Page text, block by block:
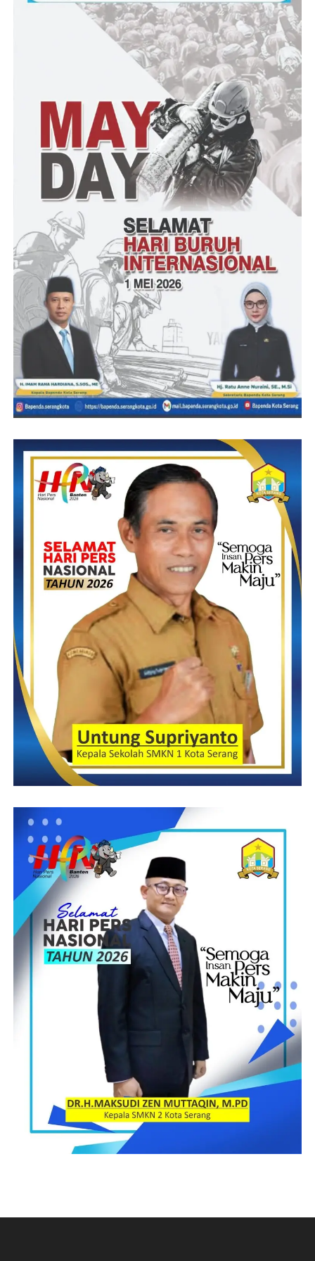
Presiden pun menyerahkan keputusan tersebut diambil oleh
pihak terkait dalam waktu dekat.
“Ini segera diputuskan sehari, dua hari ini, oleh Pertamina dan
Gubernur DKI sehingga solusinya menjadi jelas,” ungkap
Presiden.
Penegasan Presiden Joko Widodo tersebut, tidak hanya TBBM
Pertamina Plumpang, Jakarta Utara.
Presiden juga menegaskan, bahwa seluruh zona berbahaya yang
ada di Indonesia juga harus dilakukan evaluasi dan audit.
Hal tersebut penting dilakukan karena berkaitan dengan
keselamatan masyarakat.
“Harus dievaluasi semuanya karena menyangkut nyawa. Jadi
sudah saya perintahkan semuanya mengenai itu,” imbuh
Sebelumnya, lanjut Presiden, sudah ada rencana terkait adanya
jarak (buffer zone) antara permukiman warga dengan TBBM
Pertamina Plumpang, Jakarta Utara, selebar 50 meter.
Namun, rencana tersebut belum terwujud karena belum
memberikan solusi bagi para penduduk sekitar.
“Tanah Merah ini kan padat dan penuh, semuanya harus carikan
solusi. Saya kira keamanan masyarakat, keselamatan masyarakat
harus menjadi titik yang utama,” pungkasnya.
(Suprani)
Post Views: 19